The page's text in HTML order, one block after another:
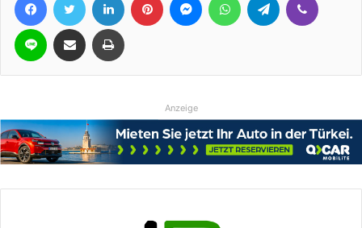
Line Teile per E-Mail Drucken
Anzeige